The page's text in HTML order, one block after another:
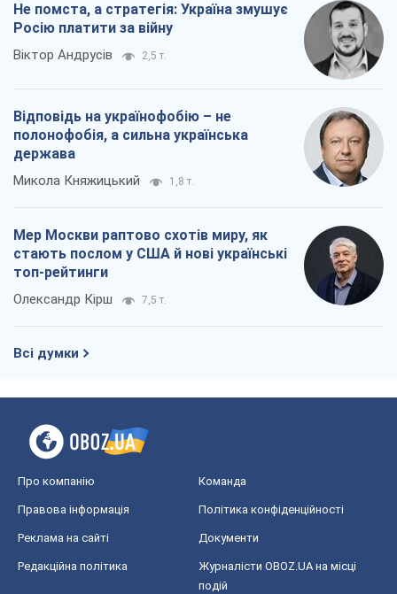
Не помста, а стратегія: Україна змушує
Росію платити за війну
Віктор Андрусів 2,5 т.
Відповідь на українофобію – не
полонофобія, а сильна українська
держава
Микола Княжицький 1,8 т.
Мер Москви раптово схотів миру, як
стають послом у США й нові українські
топ-рейтинги
Олександр Кірш 7,5 т.
Всі думки
Про компанію Команда
Правова інформація Політика конфіденційності
Реклама на сайті Документи
Редакційна політика
Журналісти OBOZ.UA на місці
подій